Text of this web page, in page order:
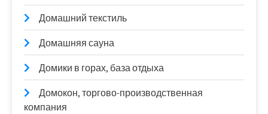
Домашний текстиль
Домашняя сауна
Домики в горах, база отдыха
Домокон, торгово-производственная
компания